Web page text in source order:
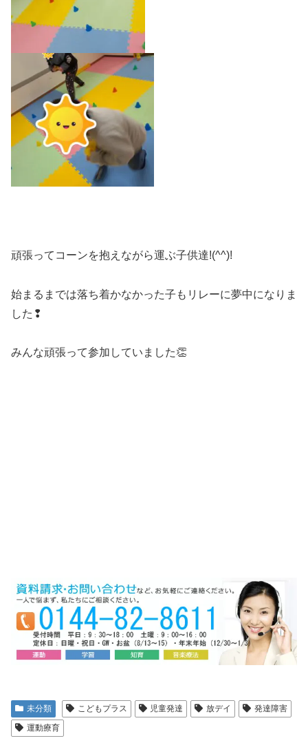
頑張ってコーンを抱えながら運ぶ子供達!(^^)!
始まるまでは落ち着かなかった子もリレーに夢中になりま
した❢
みんな頑張って参加していました👏
未分類 こどもプラス 児童発達 放デイ
発達障害
運動療育